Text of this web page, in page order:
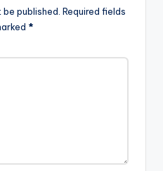
published. Required fields
*